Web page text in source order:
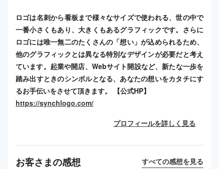
ロゴは名刺から看板まで様々なサイズで使われる、世の中で
一番小さくもあり、大きくもあるグラフィックです。さらに
ロゴには唯一無二のたくさんの「想い」が込められるため、
他のグラフィックとは異なる特別なデザインが必要だと考え
ています。起業や開店、Webサイト開設など、新たな一歩を
踏み出すときのシンボルとなる、あなたの想いをカタチにす
るお手伝いをさせて頂きます。 【公式HP】
https://synchlogo.com/
プロフィールを詳しく見る
お客さまの感想 すべての感想を見る